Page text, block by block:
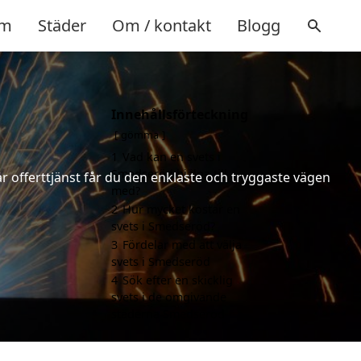
Städer Om / kontakt Blogg
offerttjänst får du den enklaste och tryggaste vägen
Innehållsförteckning
gömma
Vad kan en svets i
Smedseröd hjälpa till
2 Hur mycket kostar en
svets i Smedseröd?
3 Fördelar med att välja
svets i Smedseröd
4 Sök efter en skicklig
svets i de omgivande